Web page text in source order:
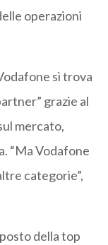
operazioni
si trova
grazie al
mercato,
“Ma Vodafone
categorie”,
della top